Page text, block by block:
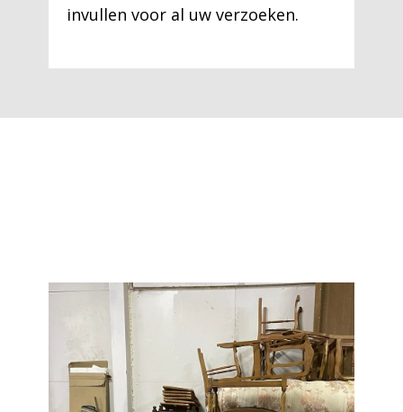
invullen voor al uw verzoeken.